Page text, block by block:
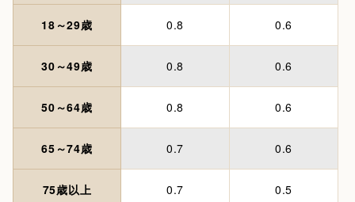
18～29歳 0.8 0.6
30～49歳 0.8 0.6
50～64歳 0.8 0.6
65～74歳 0.7 0.6
75歳以上 0.7 0.5